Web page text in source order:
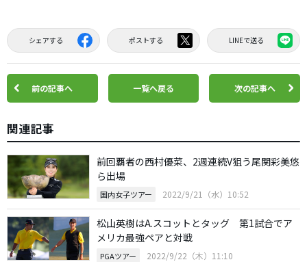
シェアする ポストする LINEで送る
前の記事へ 一覧へ戻る 次の記事へ
関連記事
前回覇者の西村優菜、2週連続V狙う尾関彩美悠
ら出場
国内女子ツアー 2022/9/21（水）10:52
松山英樹はA.スコットとタッグ 第1試合でア
メリカ最強ペアと対戦
PGAツアー 2022/9/22（木）11:10